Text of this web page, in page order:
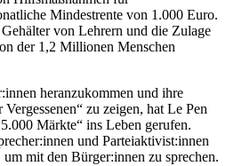
Mindestrente von 1.000 Euro.
von Lehrern und die Zulage
der 1,2 Millionen Menschen
heranzukommen und ihre
zu zeigen, hat Le Pen
Märkte“ ins Leben gerufen.
und Parteiaktivist:innen
mit den Bürger:innen zu sprechen.